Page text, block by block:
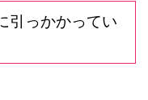
引っかかってい